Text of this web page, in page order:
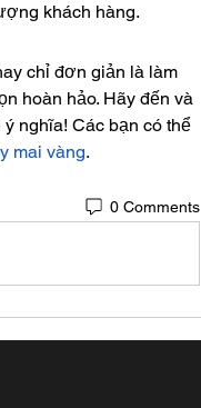
khách hàng.
chỉ đơn giản là làm
hoàn hảo. Hãy đến và
nghĩa! Các bạn có thể
mai vàng.
0 Comments